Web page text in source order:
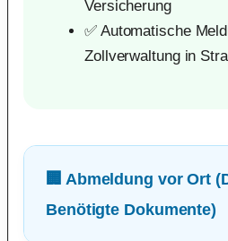
Versicherung
✅ Automatische
Zollverwaltung in
🏢 Abmeldung vor Ort
Benötigte Dokumente)